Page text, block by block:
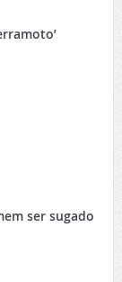
ser sugado